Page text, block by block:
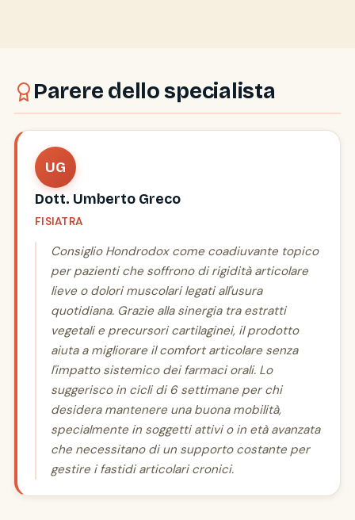
Parere dello specialista
UG
Dott. Umberto Greco
FISIATRA
Consiglio Hondrodox come coadiuvante topico
per pazienti che soffrono di rigidità articolare
lieve o dolori muscolari legati all'usura
quotidiana. Grazie alla sinergia tra estratti
vegetali e precursori cartilaginei, il prodotto
aiuta a migliorare il comfort articolare senza
l'impatto sistemico dei farmaci orali. Lo
suggerisco in cicli di 6 settimane per chi
desidera mantenere una buona mobilità,
specialmente in soggetti attivi o in età avanzata
che necessitano di un supporto costante per
gestire i fastidi articolari cronici.